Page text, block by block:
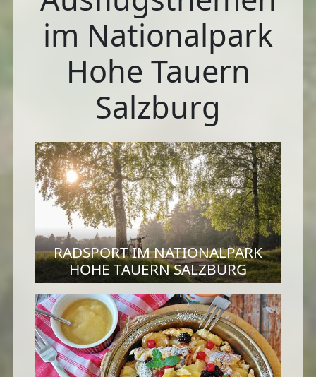
im Nationalpark
Hohe Tauern
Salzburg
RADSPORT IM NATIONALPARK
HOHE TAUERN SALZBURG